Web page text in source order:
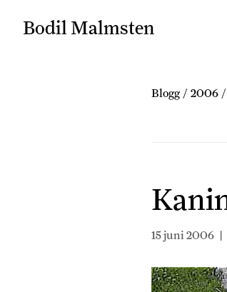
Bodil Malmsten
Blogg / 2006 /
15 juni 2006 |